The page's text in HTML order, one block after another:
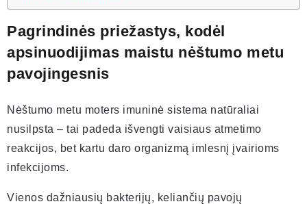
Pagrindinės priežastys, kodėl
apsinuodijimas maistu nėštumo metu
pavojingesnis
Nėštumo metu moters imuninė sistema natūraliai
nusilpsta – tai padeda išvengti vaisiaus atmetimo
reakcijos, bet kartu daro organizmą imlesnį įvairioms
infekcijoms.
Vienos dažniausių bakterijų, keliančių pavojų